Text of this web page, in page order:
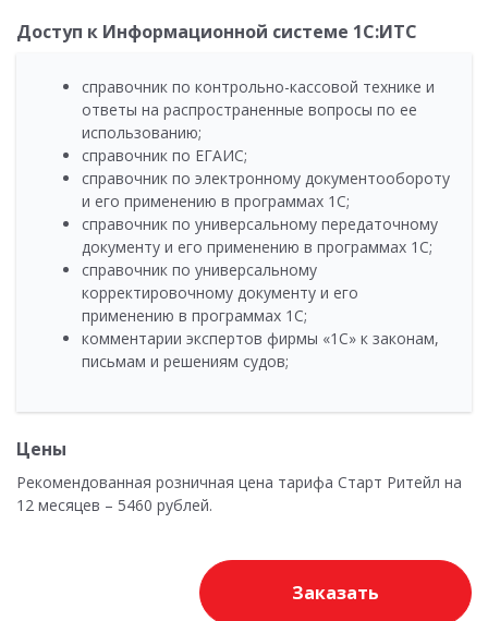
Доступ к Информационной системе 1С:ИТС
справочник по контрольно-кассовой технике и
ответы на распространенные вопросы по ее
использованию;
справочник по ЕГАИС;
справочник по электронному документообороту
и его применению в программах 1С;
справочник по универсальному передаточному
документу и его применению в программах 1С;
справочник по универсальному
корректировочному документу и его
применению в программах 1С;
комментарии экспертов фирмы «1С» к законам,
письмам и решениям судов;
Цены
Рекомендованная розничная цена тарифа Старт Ритейл на
12 месяцев – 5460 рублей.
Заказать